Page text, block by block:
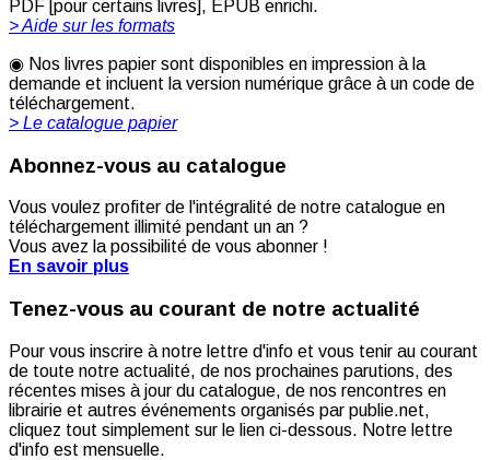
PDF [pour certains livres], EPUB enrichi.
> Aide sur les formats
◉ Nos livres papier sont disponibles en impression à la
demande et incluent la version numérique grâce à un code de
téléchargement.
> Le catalogue papier
Abonnez-vous au catalogue
Vous voulez profiter de l'intégralité de notre catalogue en
téléchargement illimité pendant un an ?
Vous avez la possibilité de vous abonner !
En savoir plus
Tenez-vous au courant de notre actualité
Pour vous inscrire à notre lettre d'info et vous tenir au courant
de toute notre actualité, de nos prochaines parutions, des
récentes mises à jour du catalogue, de nos rencontres en
librairie et autres événements organisés par publie.net,
cliquez tout simplement sur le lien ci-dessous. Notre lettre
d'info est mensuelle.